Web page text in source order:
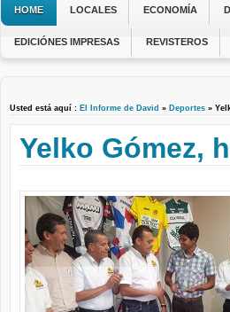
HOME LOCALES ECONOMÍA
EDICIÓNES IMPRESAS REVISTEROS
Usted está aquí : El Informe de David » Deportes »
Yelko Gómez,